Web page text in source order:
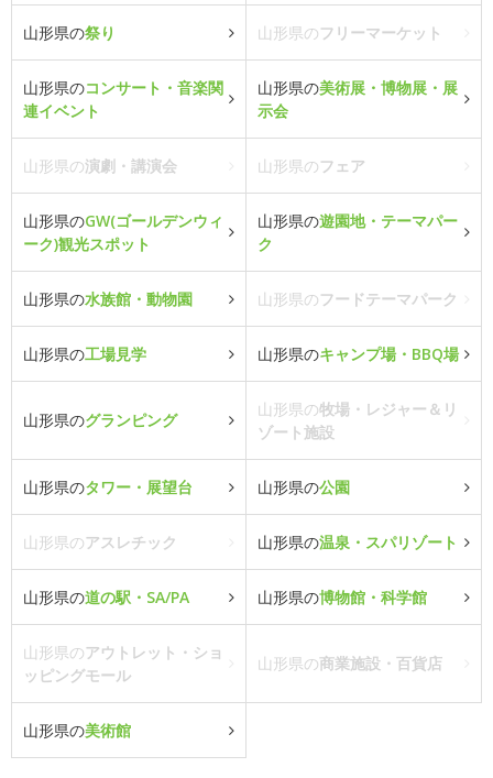
山形県の祭り 山形県のフリーマーケット
山形県のコンサート・音楽関
連イベント
山形県の美術展・博物展・展
示会
山形県の演劇・講演会 山形県のフェア
山形県のGW(ゴールデンウィ
ーク)観光スポット
山形県の遊園地・テーマパー
ク
山形県の水族館・動物園 山形県のフードテーマパーク
山形県の工場見学 山形県のキャンプ場・BBQ場
山形県のグランピング
山形県の牧場・レジャー＆リ
ゾート施設
山形県のタワー・展望台 山形県の公園
山形県のアスレチック 山形県の温泉・スパリゾート
山形県の道の駅・SA/PA 山形県の博物館・科学館
山形県のアウトレット・ショ
ッピングモール
山形県の商業施設・百貨店
山形県の美術館